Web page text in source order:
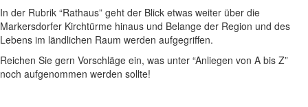
In der Rubrik “Rathaus” geht der Blick etwas weiter über die
Markersdorfer Kirchtürme hinaus und Belange der Region und des
Lebens im ländlichen Raum werden aufgegriffen.
Reichen Sie gern Vorschläge ein, was unter “Anliegen von A bis Z”
noch aufgenommen werden sollte!